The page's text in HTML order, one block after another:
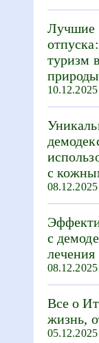
Лучшие
туризм
природы
10.12.2025
с
08.12.2025
с
08.12.2025
Все о
жизнь,
05.12.2025